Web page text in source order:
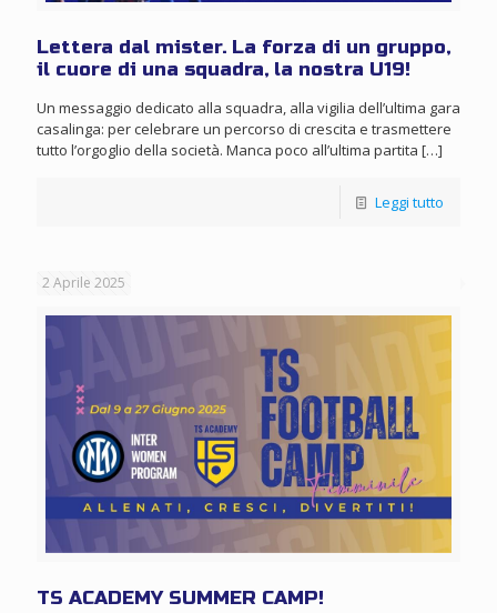
Lettera dal mister. La forza di un gruppo,
il cuore di una squadra, la nostra U19!
Un messaggio dedicato alla squadra, alla vigilia dell’ultima gara
casalinga: per celebrare un percorso di crescita e trasmettere
tutto l’orgoglio della società. Manca poco all’ultima partita […]
Leggi tutto
2 Aprile 2025
TS ACADEMY SUMMER CAMP!